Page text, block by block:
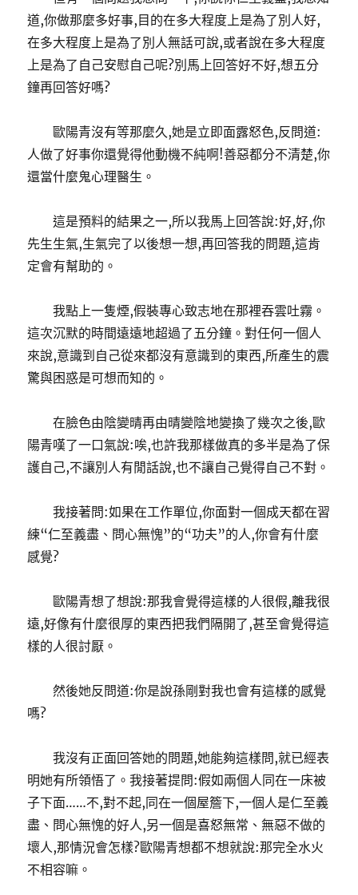
道,你做那麼多好事,目的在多大程度上是為了別人好,
在多大程度上是為了別人無話可說,或者說在多大程度
上是為了自己安慰自己呢?別馬上回答好不好,想五分
鐘再回答好嗎?
歐陽青沒有等那麼久,她是立即面露怒色,反問道:
人做了好事你還覺得他動機不純啊!善惡都分不清楚,你
還當什麼鬼心理醫生。
這是預料的結果之一,所以我馬上回答說:好,好,你
先生生氣,生氣完了以後想一想,再回答我的問題,這肯
定會有幫助的。
我點上一隻煙,假裝專心致志地在那裡吞雲吐霧。
這次沉默的時間遠遠地超過了五分鐘。對任何一個人
來說,意識到自己從來都沒有意識到的東西,所產生的震
驚與困惑是可想而知的。
在臉色由陰變晴再由晴變陰地變換了幾次之後,歐
陽青嘆了一口氣說:唉,也許我那樣做真的多半是為了保
護自己,不讓別人有閒話說,也不讓自己覺得自己不對。
我接著問:如果在工作單位,你面對一個成天都在習
練“仁至義盡、問心無愧”的“功夫”的人,你會有什麼
感覺?
歐陽青想了想說:那我會覺得這樣的人很假,離我很
遠,好像有什麼很厚的東西把我們隔開了,甚至會覺得這
樣的人很討厭。
然後她反問道:你是說孫剛對我也會有這樣的感覺
嗎?
我沒有正面回答她的問題,她能夠這樣問,就已經表
明她有所領悟了。我接著提問:假如兩個人同在一床被
子下面……不,對不起,同在一個屋簷下,一個人是仁至義
盡、問心無愧的好人,另一個是喜怒無常、無惡不做的
壞人,那情況會怎樣?歐陽青想都不想就說:那完全水火
不相容嘛。